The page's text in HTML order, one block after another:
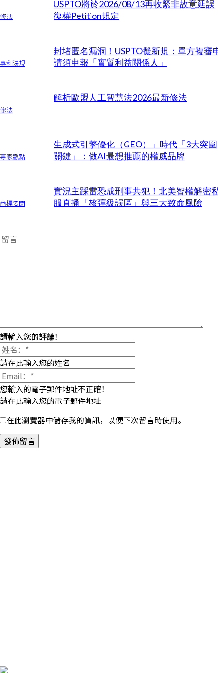
修法
USPTO將於2026/08/13再收緊非故意延誤
復權Petition規定
專利法規
封堵匿名漏洞！USPTO擬新規：單方複審
請須申報「實質利益關係人」
修法
解析歐盟人工智慧法2026最新修法
專家觀點
生成式引擎優化（GEO）」時代「3大突圍
關鍵」：做AI最想推薦的權威品牌
商標要聞
實況主踩雷恐成刑事共犯！北美智權解密
服直播「核彈級誤區」與三大致命風險
請輸入您的評論！
請在此輸入您的姓名
您輸入的電子郵件地址不正確！
請在此輸入您的電子郵件地址
在此瀏覽器中儲存我的資訊，以便下次留言時使用。